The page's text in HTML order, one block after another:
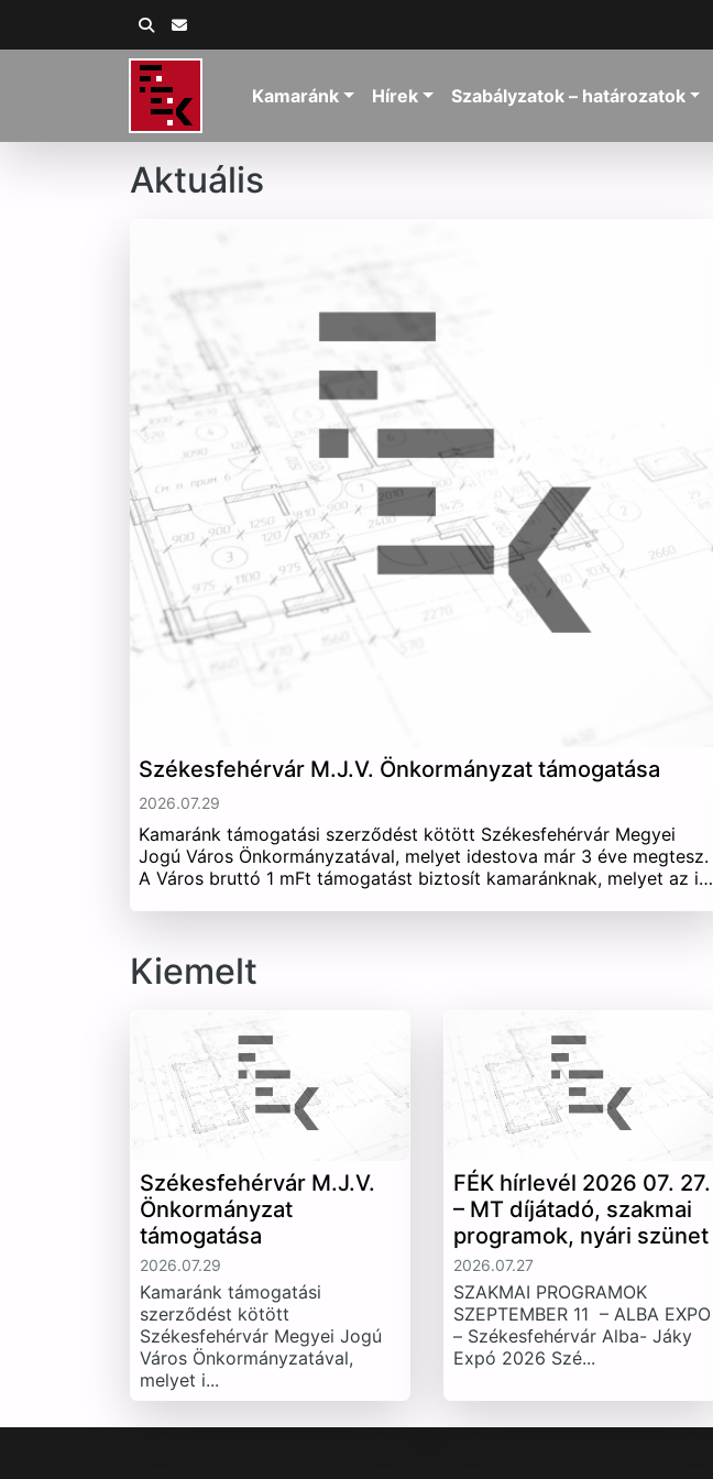
Kamaránk Hírek Szabályzatok – határozatok
Aktuális
Székesfehérvár M.J.V. Önkormányzat támogatása
2026.07.29
Kamaránk támogatási szerződést kötött Székesfehérvár Megyei
Jogú Város Önkormányzatával, melyet idestova már 3 éve megtesz.
A Város bruttó 1 mFt támogatást biztosít kamaránknak, melyet az i…
Kiemelt
Székesfehérvár M.J.V.
Önkormányzat
támogatása
2026.07.29
Kamaránk támogatási
szerződést kötött
Székesfehérvár Megyei Jogú
Város Önkormányzatával,
melyet i...
FÉK hírlevél 2026 07. 27.
– MT díjátadó, szakmai
programok, nyári szünet
2026.07.27
SZAKMAI PROGRAMOK
SZEPTEMBER 11 – ALBA EXPO
– Székesfehérvár Alba- Jáky
Expó 2026 Szé...